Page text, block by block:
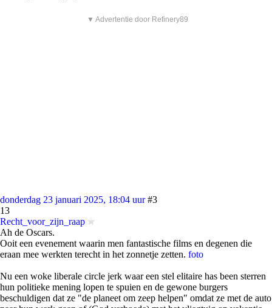
▼ Advertentie door Refinery89
donderdag 23 januari 2025, 18:04 uur #3
13
Recht_voor_zijn_raap
Ah de Oscars.
Ooit een evenement waarin men fantastische films en degenen die
eraan mee werkten terecht in het zonnetje zetten. foto
Nu een woke liberale circle jerk waar een stel elitaire has been sterren
hun politieke mening lopen te spuien en de gewone burgers
beschuldigen dat ze "de planeet om zeep helpen" omdat ze met de auto